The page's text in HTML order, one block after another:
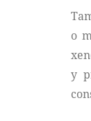
o
y